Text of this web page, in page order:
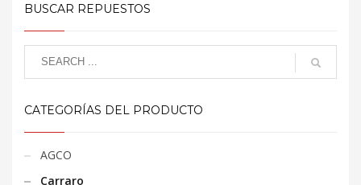
BUSCAR REPUESTOS
CATEGORÍAS DEL PRODUCTO
AGCO
Carraro